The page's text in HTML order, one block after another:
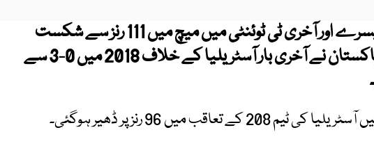
پاکستان نے آسٹریلیا کو تیسرے اور آخری ٹی ٹوئنٹی میں میچ میں 111 رنز سے شکست
دے کر وائٹ واش کر دیا۔ پاکستان نے آخری بار آسٹریلیا کے خلاف 2018 میں 0-3 سے
میں 96 رنز پر ڈھیر ہوگئی۔